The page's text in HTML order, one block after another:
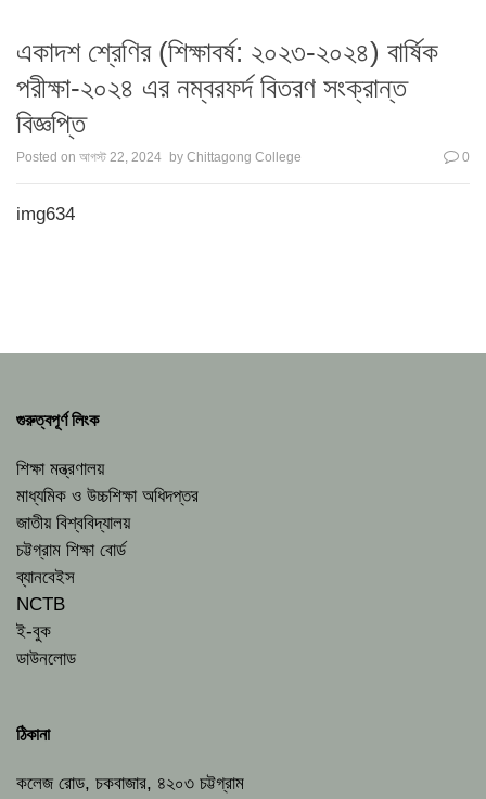
একাদশ শ্রেণির (শিক্ষাবর্ষ: ২০২৩-২০২৪) বার্ষিক
পরীক্ষা-২০২৪ এর নম্বরফর্দ বিতরণ সংক্রান্ত
বিজ্ঞপ্তি
Posted on আগস্ট 22, 2024 by Chittagong College 0
img634
গুরুত্বপূর্ণ লিংক
শিক্ষা মন্ত্রণালয়
মাধ্যমিক ও উচ্চশিক্ষা অধিদপ্তর
জাতীয় বিশ্ববিদ্যালয়
চট্টগ্রাম শিক্ষা বোর্ড
ব্যানবেইস
NCTB
ই-বুক
ডাউনলোড
ঠিকানা
কলেজ রোড, চকবাজার, ৪২০৩ চট্টগ্রাম